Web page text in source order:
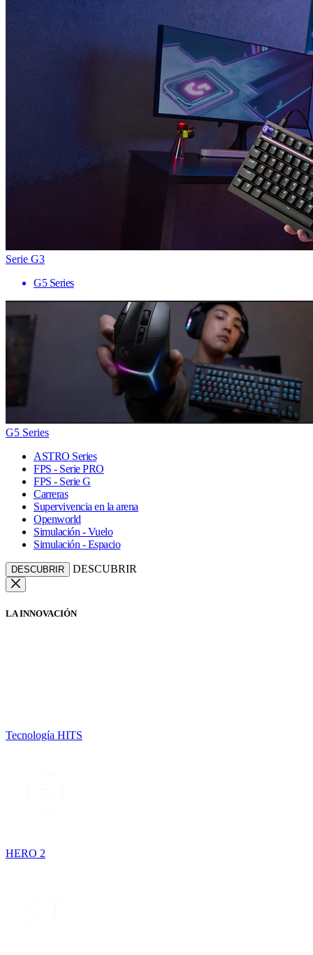
Serie G3
G5 Series
G5 Series
ASTRO Series
FPS - Serie PRO
FPS - Serie G
Carreras
Supervivencia en la arena
Openworld
Simulación - Vuelo
Simulación - Espacio
DESCUBRIR DESCUBRIR
LA INNOVACIÓN
Tecnología HITS
HERO 2